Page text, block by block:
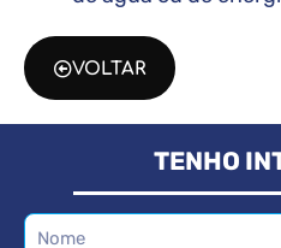
VOLTAR
TENHO